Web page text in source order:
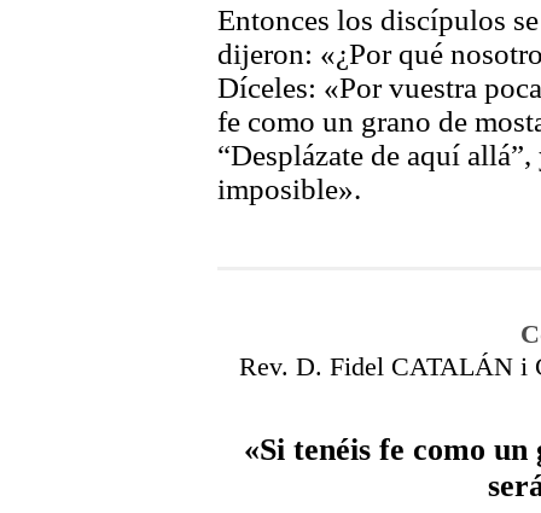
Entonces los discípulos
dijeron: «¿Por qué
Díceles: «Por vuestra
fe como un grano de
“Desplázate de aquí
imposible».
Rev. D. Fidel CATALÁN i
«Si tenéis fe como